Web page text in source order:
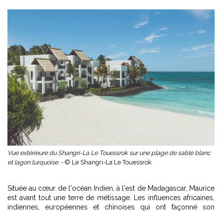
Vue extérieure du Shangri-La Le Touessrok sur une plage de sable blanc
et lagon turquoise. - © Le Shangri-La Le Touessrok
Située au cœur de l'océan Indien, à l'est de Madagascar, Maurice
est avant tout une terre de métissage. Les influences africaines,
indiennes, européennes et chinoises qui ont façonné son